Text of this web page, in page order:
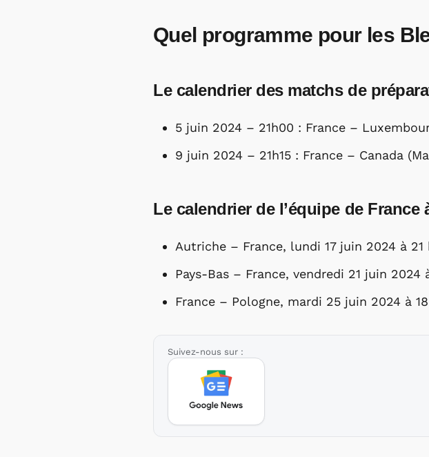
Quel programme pour les
Le calendrier des matchs de
5 juin 2024 – 21h00 : France –
9 juin 2024 – 21h15 : France – Canada
Le calendrier de l’équipe de France
Autriche – France, lundi 17 juin 2024 à
Pays-Bas – France, vendredi 21 juin 2024
France – Pologne, mardi 25 juin 2024 à
Suivez-nous sur :